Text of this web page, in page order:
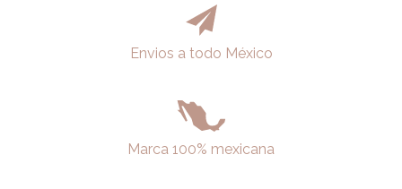
Envios a todo México
Marca 100% mexicana